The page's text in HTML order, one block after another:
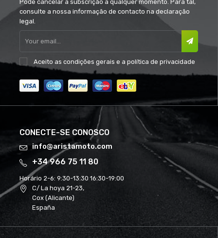
Pode cancelar a subscrição a qualquer momento. Para tal,
consulte a nossa informação de contacto na declaração
legal.
Aceito as condições gerais e a política de privacidade
CONECTE-SE CONOSCO
info@aristamoto.com
+34 966 75 11 80
Horário 2-6: 9:30-13:30 16:30-19:00
C/ La hoya 21-23,
Cox (Alicante)
España